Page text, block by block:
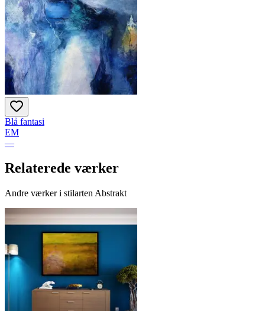
Blå fantasi
EM
—
Relaterede værker
Andre værker i stilarten Abstrakt